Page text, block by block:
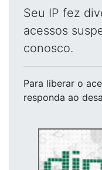
Seu IP fez
acessos
conosco.
Para liberar o
responda ao